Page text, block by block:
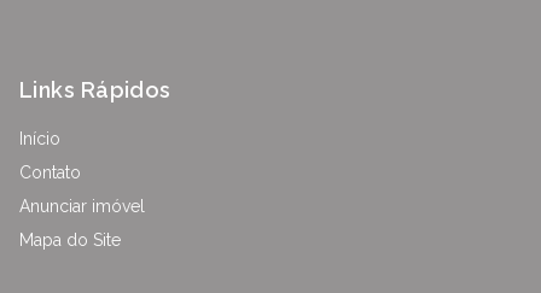
Links Rápidos
Início
Contato
Anunciar imóvel
Mapa do Site